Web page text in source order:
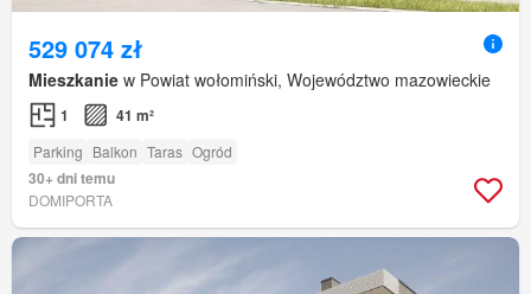
529 074 zł
Mieszkanie w Powiat wołomiński, Województwo mazowieckie
1 41 m²
Parking Balkon Taras Ogród
30+ dni temu
DOMIPORTA